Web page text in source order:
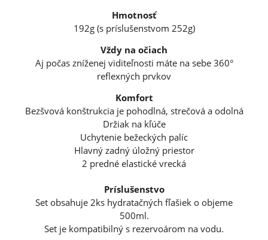
Hmotnosť
192g (s príslušenstvom 252g)
Vždy na očiach
Aj počas zníženej viditeľnosti máte na sebe 360°
reflexných prvkov
Komfort
Bezšvová konštrukcia je pohodlná, strečová a odolná
Držiak na kľúče
Uchytenie bežeckých palíc
Hlavný zadný úložný priestor
2 predné elastické vrecká
Príslušenstvo
Set obsahuje 2ks hydratačných fľašiek o objeme
500ml.
Set je kompatibilný s rezervoárom na vodu.